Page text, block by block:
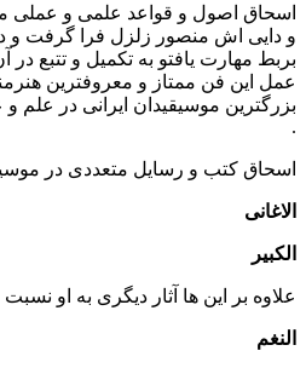
اسحاق اصول و قواعد علمی و عملی
و دایی اش منصور زلزل فرا گرفت و
بربط مهارت یافتو به تکمیل و تتبع
عمل این فن ممتاز و معروفترین
بزرگترین موسیقیدان ایرانی در علم
.
اسحاق کتب و رسایل متعددی در
الاغانی
الکبیر
علاوه بر این ها آثار دیگری به او
النغم